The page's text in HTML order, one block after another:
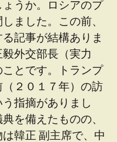
うか。ロシアのプ
ました。この前、
記事が結構ありま
外交部長（実力
とです。トランプ
２０１７年）の訪
指摘がありまし
を備えたものの、
韓正 副主席で、中